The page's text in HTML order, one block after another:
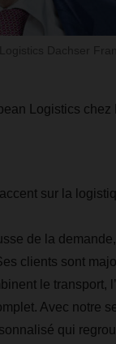
Logistics
sur la
de la
clients sont
le transport,
Avec notre
qui